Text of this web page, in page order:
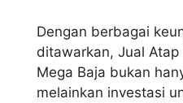
Dengan berbagai
ditawarkan, Jual
Mega Baja bukan
melainkan investasi